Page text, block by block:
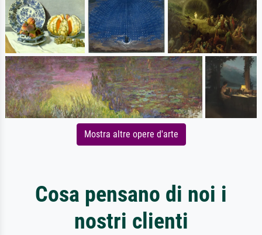
Mostra altre opere d'arte
Cosa pensano di noi i
nostri clienti